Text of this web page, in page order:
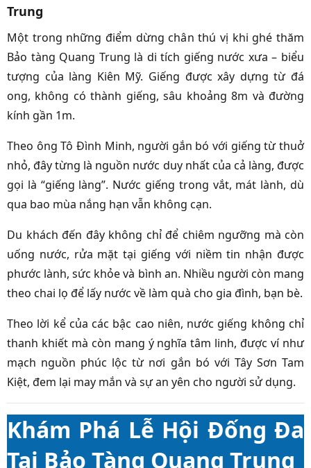
Trung
Một trong những điểm dừng chân thú vị khi ghé thăm
Bảo tàng Quang Trung là di tích giếng nước xưa – biểu
tượng của làng Kiên Mỹ. Giếng được xây dựng từ đá
ong, không có thành giếng, sâu khoảng 8m và đường
kính gần 1m.
Theo ông Tô Đình Minh, người gắn bó với giếng từ thuở
nhỏ, đây từng là nguồn nước duy nhất của cả làng, được
gọi là “giếng làng”. Nước giếng trong vắt, mát lành, dù
qua bao mùa nắng hạn vẫn không cạn.
Du khách đến đây không chỉ để chiêm ngưỡng mà còn
uống nước, rửa mặt tại giếng với niềm tin nhận được
phước lành, sức khỏe và bình an. Nhiều người còn mang
theo chai lọ để lấy nước về làm quà cho gia đình, bạn bè.
Theo lời kể của các bậc cao niên, nước giếng không chỉ
thanh khiết mà còn mang ý nghĩa tâm linh, được ví như
mạch nguồn phúc lộc từ nơi gắn bó với Tây Sơn Tam
Kiệt, đem lại may mắn và sự an yên cho người sử dụng.
Khám Phá Lễ Hội Đống Đa
Tại Bảo Tàng Quang Trung